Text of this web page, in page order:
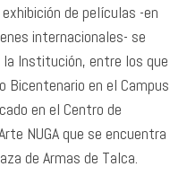
de películas -en
internacionales- se
la Institución, entre los que
Bicentenario en el Campus
en el Centro de
NUGA que se encuentra
de Armas de Talca.